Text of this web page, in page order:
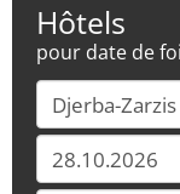
Hôtels
pour date de